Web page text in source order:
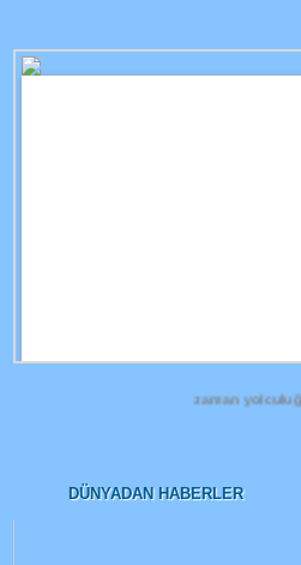
zaman yolculuğu yapıyoruz
DÜNYADAN HABERLER